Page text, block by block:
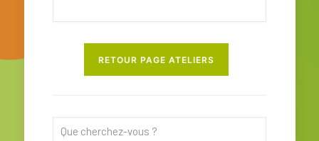
RETOUR PAGE ATELIERS